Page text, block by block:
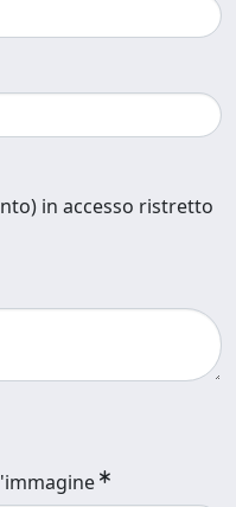
in accesso ristretto